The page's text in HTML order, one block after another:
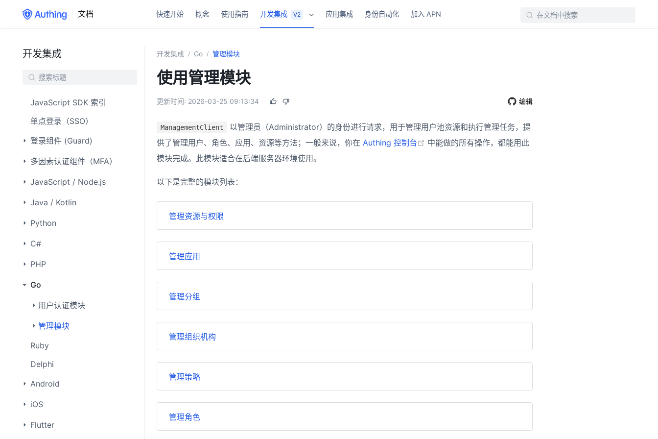
文档 快速开始 概念 使用指南 开发集成 V2 应用集成 身份自动化 加入 APN
开发集成
JavaScript SDK 索引
单点登录（SSO）
登录组件 (Guard)
多因素认证组件（MFA）
JavaScript / Node.js
Java / Kotlin
Python
C#
PHP
Go
用户认证模块
管理模块
Ruby
Delphi
Android
iOS
Flutter
开发集成 / Go / 管理模块
使用管理模块
更新时间: 2026-03-25 09:13:34 编辑
ManagementClient
以管理员（Administrator）的身份进行请求，用于管理用户池资源和执行管理任务，提
供了管理用户、角色、应用、资源等方法；一般来说，你在 Authing 控制台 (opens new window)
中能做的所有操作，都能用此
模块完成。此模块适合在后端服务器环境使用。
以下是完整的模块列表：
管理资源与权限
管理应用
管理分组
管理组织机构
管理策略
管理角色